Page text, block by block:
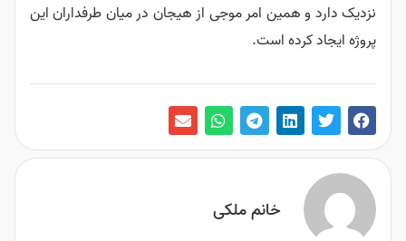
نزدیک دارد و همین امر موجی از هیجان در میان طرفداران این
پروژه ایجاد کرده است.
خانم ملکی